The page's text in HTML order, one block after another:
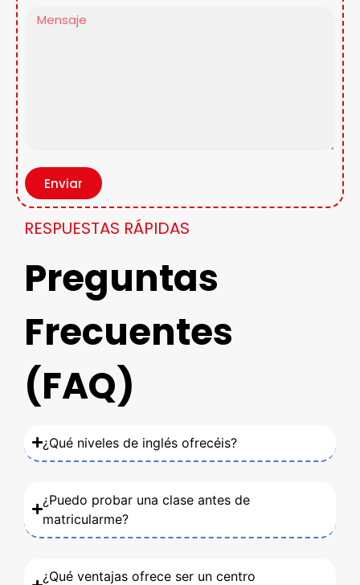
Enviar
RESPUESTAS RÁPIDAS
Preguntas
Frecuentes
(FAQ)
¿Qué niveles de inglés ofrecéis?
¿Puedo probar una clase antes de
matricularme?
¿Qué ventajas ofrece ser un centro